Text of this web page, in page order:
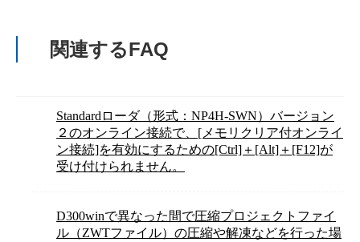
関連するFAQ
Standardローダ（形式：NP4H-SWN）バージョン
２のオンライン接続で、[メモリクリア付オンライ
ン接続]を有効にするための[Ctrl]＋[Alt]＋[F12]が
受け付けられません。
D300winで異なった間で圧縮プロジェクトファイ
ル（ZWTファイル）の圧縮や解凍などを行った場